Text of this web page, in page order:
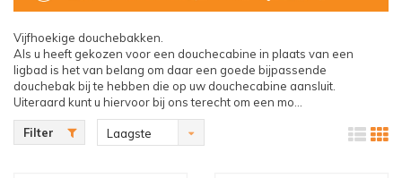
Vijfhoekige douchebakken.
Als u heeft gekozen voor een douchecabine in plaats van een
ligbad is het van belang om daar een goede bijpassende
douchebak bij te hebben die op uw douchecabine aansluit.
Uiteraard kunt u hiervoor bij ons terecht om een mo...
Filter
Laagste